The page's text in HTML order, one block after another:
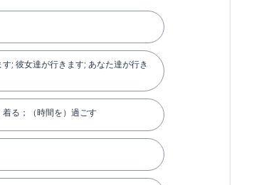
; 彼女達が行きます; あなた達が行き
る；（時間を）過ごす